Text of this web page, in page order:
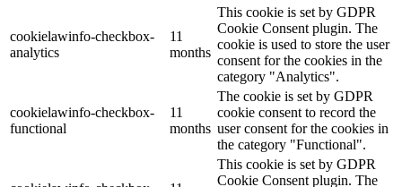
cookielawinfo-checkbox-
analytics
11
months
This cookie is set by GDPR
Cookie Consent plugin. The
cookie is used to store the user
consent for the cookies in the
category "Analytics".
cookielawinfo-checkbox-
functional
11
months
The cookie is set by GDPR
cookie consent to record the
user consent for the cookies in
the category "Functional".
This cookie is set by GDPR
Cookie Consent plugin. The